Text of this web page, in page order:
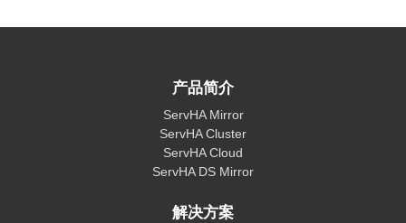
产品简介
ServHA Mirror
ServHA Cluster
ServHA Cloud
ServHA DS Mirror
解决方案